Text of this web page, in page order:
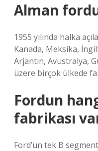
Alman
1955 yılında halka
Kanada, Meksika,
Arjantin, Avustralya,
üzere birçok ülkede
Fordun
fabrikası
Ford’un tek B